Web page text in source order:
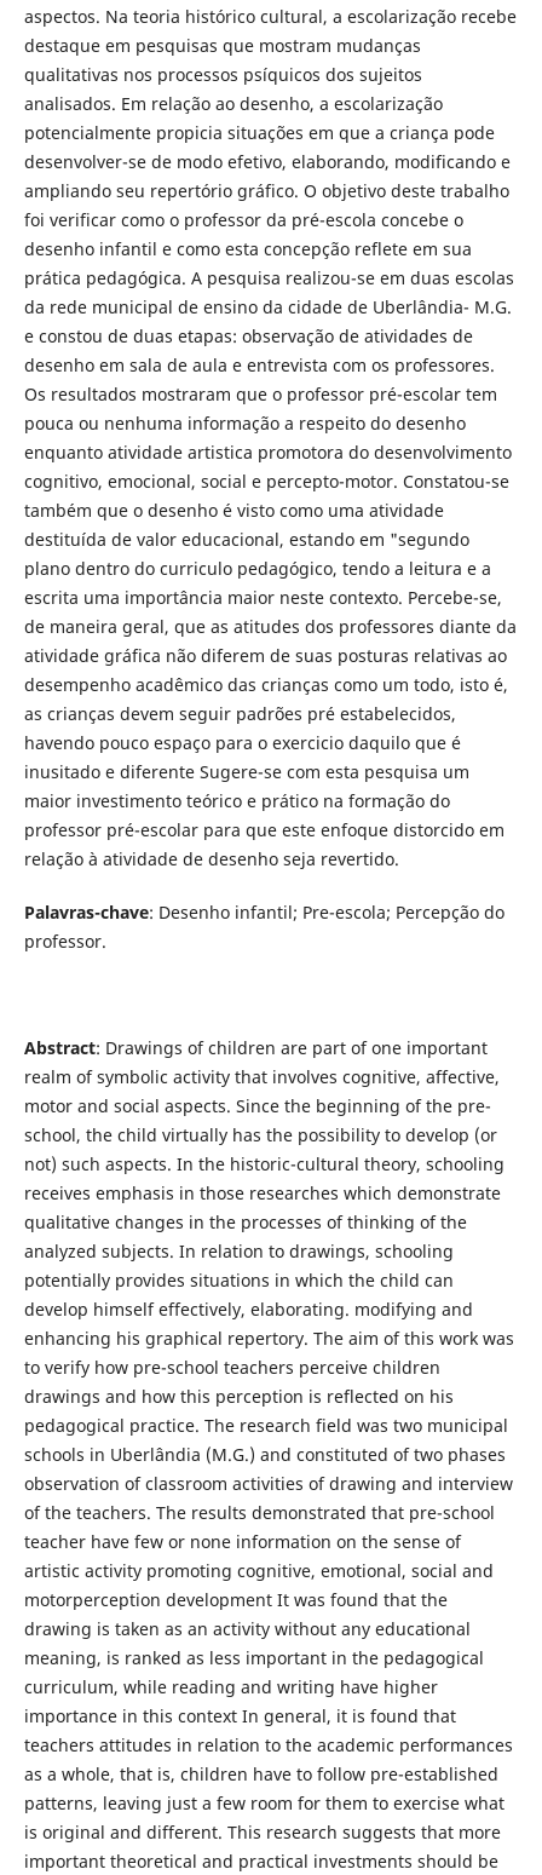
aspectos. Na teoria histórico cultural, a escolarização recebe
destaque em pesquisas que mostram mudanças
qualitativas nos processos psíquicos dos sujeitos
analisados. Em relação ao desenho, a escolarização
potencialmente propicia situações em que a criança pode
desenvolver-se de modo efetivo, elaborando, modificando e
ampliando seu repertório gráfico. O objetivo deste trabalho
foi verificar como o professor da pré-escola concebe o
desenho infantil e como esta concepção reflete em sua
prática pedagógica. A pesquisa realizou-se em duas escolas
da rede municipal de ensino da cidade de Uberlândia- M.G.
e constou de duas etapas: observação de atividades de
desenho em sala de aula e entrevista com os professores.
Os resultados mostraram que o professor pré-escolar tem
pouca ou nenhuma informação a respeito do desenho
enquanto atividade artistica promotora do desenvolvimento
cognitivo, emocional, social e percepto-motor. Constatou-se
também que o desenho é visto como uma atividade
destituída de valor educacional, estando em "segundo
plano dentro do curriculo pedagógico, tendo a leitura e a
escrita uma importância maior neste contexto. Percebe-se,
de maneira geral, que as atitudes dos professores diante da
atividade gráfica não diferem de suas posturas relativas ao
desempenho acadêmico das crianças como um todo, isto é,
as crianças devem seguir padrões pré estabelecidos,
havendo pouco espaço para o exercicio daquilo que é
inusitado e diferente Sugere-se com esta pesquisa um
maior investimento teórico e prático na formação do
professor pré-escolar para que este enfoque distorcido em
relação à atividade de desenho seja revertido.
Palavras-chave: Desenho infantil; Pre-escola; Percepção do
professor.
Abstract: Drawings of children are part of one important
realm of symbolic activity that involves cognitive, affective,
motor and social aspects. Since the beginning of the pre-
school, the child virtually has the possibility to develop (or
not) such aspects. In the historic-cultural theory, schooling
receives emphasis in those researches which demonstrate
qualitative changes in the processes of thinking of the
analyzed subjects. In relation to drawings, schooling
potentially provides situations in which the child can
develop himself effectively, elaborating. modifying and
enhancing his graphical repertory. The aim of this work was
to verify how pre-school teachers perceive children
drawings and how this perception is reflected on his
pedagogical practice. The research field was two municipal
schools in Uberlândia (M.G.) and constituted of two phases
observation of classroom activities of drawing and interview
of the teachers. The results demonstrated that pre-school
teacher have few or none information on the sense of
artistic activity promoting cognitive, emotional, social and
motorperception development It was found that the
drawing is taken as an activity without any educational
meaning, is ranked as less important in the pedagogical
curriculum, while reading and writing have higher
importance in this context In general, it is found that
teachers attitudes in relation to the academic performances
as a whole, that is, children have to follow pre-established
patterns, leaving just a few room for them to exercise what
is original and different. This research suggests that more
important theoretical and practical investments should be